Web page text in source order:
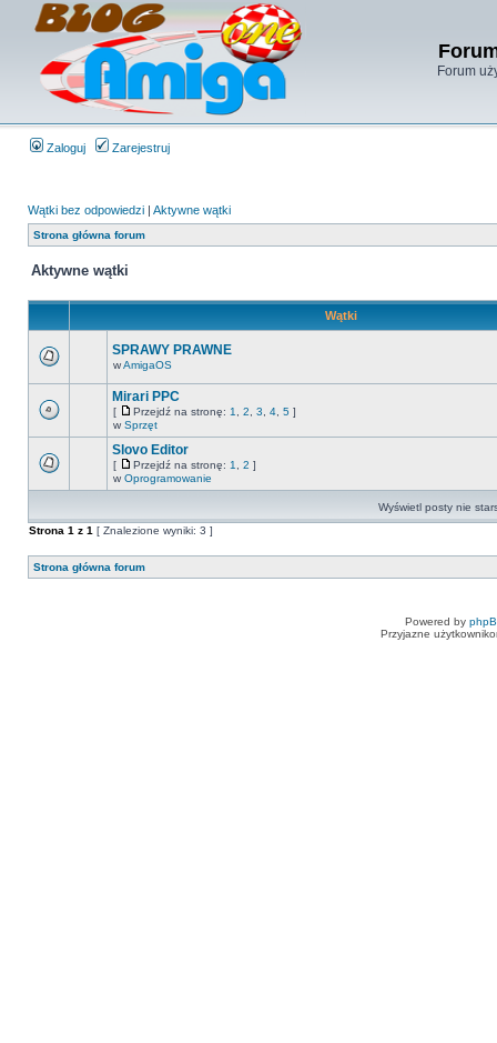
Forum
Zaloguj Zarejestruj
Wątki bez odpowiedzi | Aktywne wątki
Strona główna forum
Aktywne wątki
Wątki
SPRAWY PRAWNE
wAmigaOS
Mirari PPC
[ Przejdź na stronę: 1 2 3 4 5 ]
w Sprzęt
Slovo Editor
[ Przejdź na stronę: 1 2 ]
w Oprogramowanie
Wyświetl posty nie
Strona 1 z 1 [ Znalezione wyniki: 3 ]
Strona główna forum
Powered by
Przyjazne